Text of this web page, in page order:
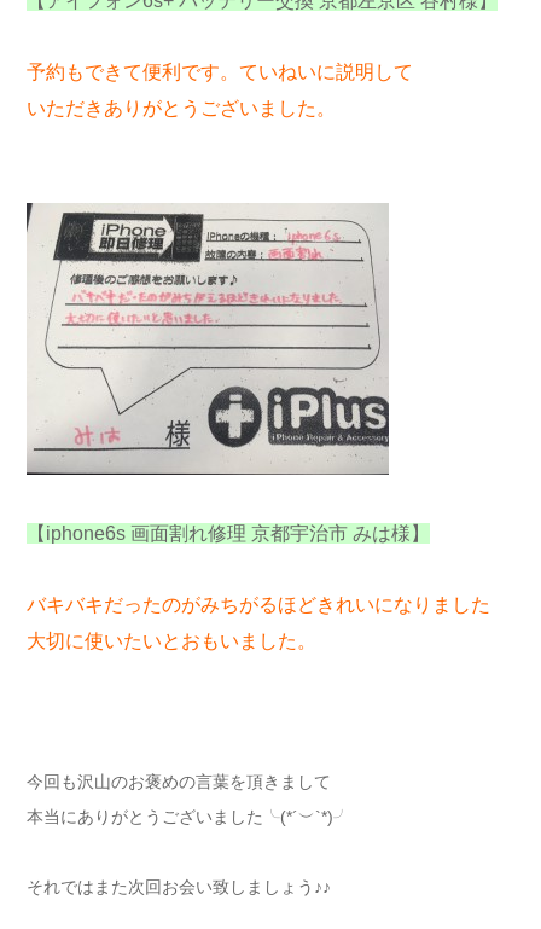
予約もできて便利です。ていねいに説明して
いただきありがとうございました。
【iphone6s 画面割れ修理 京都宇治市 みは様】
バキバキだったのがみちがるほどきれいになりました
大切に使いたいとおもいました。
今回も沢山のお褒めの言葉を頂きまして
本当にありがとうございました╰(*´︶`*)╯
それではまた次回お会い致しましょう♪♪